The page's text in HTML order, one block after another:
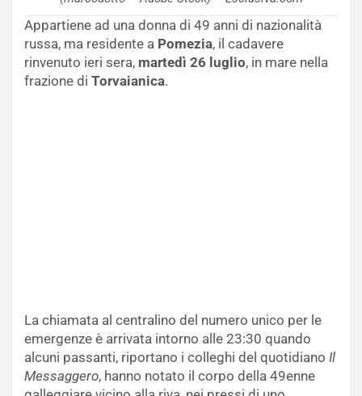
Appartiene ad una donna di 49 anni di nazionalità
russa, ma residente a Pomezia, il cadavere
rinvenuto ieri sera, martedì 26 luglio, in mare nella
frazione di Torvaianica.
La chiamata al centralino del numero unico per le
emergenze è arrivata intorno alle 23:30 quando
alcuni passanti, riportano i colleghi del quotidiano Il
Messaggero, hanno notato il corpo della 49enne